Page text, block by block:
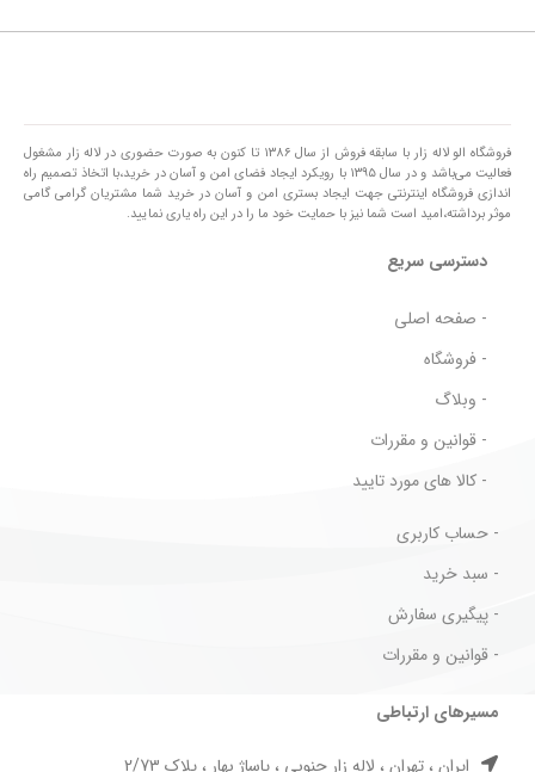
فروشگاه الو لاله زار با سابقه فروش از سال ۱۳۸۶ تا کنون به صورت حضوری در لاله زار مشغول
فعالیت می‌باشد و در سال ۱۳۹۵ با رویکرد ایجاد فضای امن و آسان در خرید،با اتخاذ تصمیم راه
اندازی فروشگاه اینترنتی جهت ایجاد بستری امن و آسان در خرید شما مشتریان گرامی گامی
موثر برداشته،امید است شما نیز با حمایت خود ما را در این راه یاری نمایید.
دسترسی سریع
- صفحه اصلی
- فروشگاه
- وبلاگ
- قوانین و مقررات
- کالا های مورد تایید
- حساب کاربری
- سبد خرید
- پیگیری سفارش
- قوانین و مقررات
مسیرهای ارتباطی
ایران ، تهران ، لاله زار جنوبی ، پاساژ بهار ، پلاک 2/73